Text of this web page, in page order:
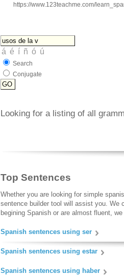
https://www.123teachme.com/
Search
Conjugate
Looking for a listing of all
Top Sentences
Whether you are looking for simple
sentence builder tool will assist you. We
begining Spanish or are almost fluent,
Spanish sentences using ser
Spanish sentences using estar
Spanish sentences using haber